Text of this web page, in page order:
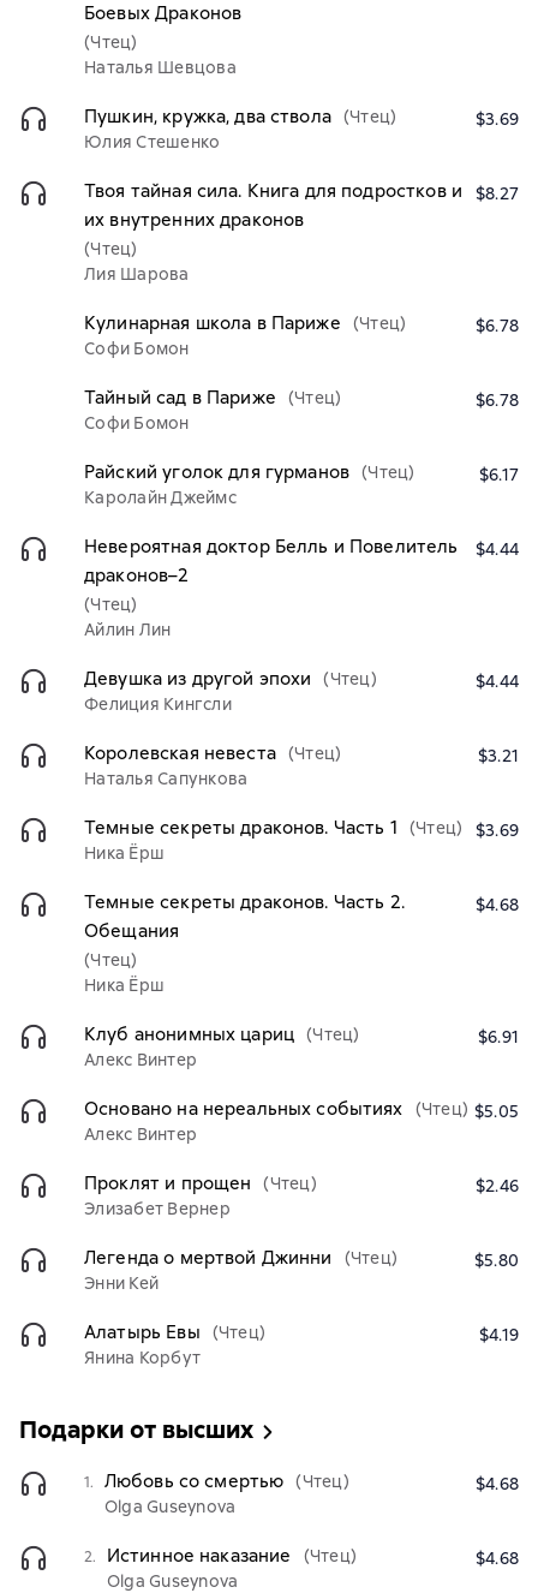
Боевых Драконов
(Чтец)
Наталья Шевцова
Пушкин, кружка, два ствола (Чтец)
Юлия Стешенко
$3.69
Твоя тайная сила. Книга для подростков и
их внутренних драконов
(Чтец)
Лия Шарова
$8.27
Кулинарная школа в Париже
(Чтец)
Софи Бомон
$6.78
Тайный сад в Париже
(Чтец)
Софи Бомон
$6.78
Райский уголок для гурманов (Чтец)
Каролайн Джеймс
$6.17
Невероятная доктор Белль и Повелитель
драконов–2
(Чтец)
Айлин Лин
$4.44
Девушка из другой эпохи
(Чтец)
Фелиция Кингсли
$4.44
Королевская невеста (Чтец)
Наталья Сапункова
$3.21
Темные секреты драконов. Часть 1
(Чтец)
Ника Ёрш
$3.69
Темные секреты драконов. Часть 2.
Обещания
(Чтец)
Ника Ёрш
$4.68
Клуб анонимных цариц (Чтец)
Алекс Винтер
$6.91
Основано на нереальных событиях
(Чтец)
Алекс Винтер
$5.05
Проклят и прощен
(Чтец)
Элизабет Вернер
$2.46
Легенда о мертвой Джинни
(Чтец)
Энни Кей
$5.80
Алатырь Евы
(Чтец)
Янина Корбут
$4.19
Подарки от высших
1. Любовь со смертью (Чтец)
Olga Guseynova
$4.68
2. Истинное наказание
(Чтец)
Olga Guseynova
$4.68